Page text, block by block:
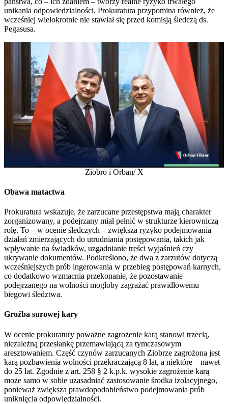
unikania odpowiedzialności. Prokuratura przypomina również, że
wcześniej wielokrotnie nie stawiał się przed komisją śledczą ds.
Pegasusa.
Ziobro i Orban/ X
Obawa matactwa
Prokuratura wskazuje, że zarzucane przestępstwa mają charakter
zorganizowany, a podejrzany miał pełnić w strukturze kierowniczą
rolę. To – w ocenie śledczych – zwiększa ryzyko podejmowania
działań zmierzających do utrudniania postępowania, takich jak
wpływanie na świadków, uzgadnianie treści wyjaśnień czy
ukrywanie dokumentów. Podkreślono, że dwa z zarzutów dotyczą
wcześniejszych prób ingerowania w przebieg postępowań karnych,
co dodatkowo wzmacnia przekonanie, że pozostawanie
podejrzanego na wolności mogłoby zagrażać prawidłowemu
biegowi śledztwa.
Groźba surowej kary
W ocenie prokuratury poważne zagrożenie karą stanowi trzecią,
niezależną przesłankę przemawiającą za tymczasowym
aresztowaniem. Część czynów zarzucanych Ziobrze zagrożona jest
karą pozbawienia wolności przekraczającą 8 lat, a niektóre – nawet
do 25 lat. Zgodnie z art. 258 § 2 k.p.k. wysokie zagrożenie karą
może samo w sobie uzasadniać zastosowanie środka izolacyjnego,
ponieważ zwiększa prawdopodobieństwo podejmowania prób
uniknięcia odpowiedzialności.